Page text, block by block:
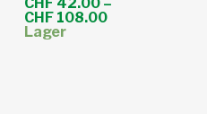
mehrere
CHF42.00 –
CHF108.00Preisspanne:
Lager